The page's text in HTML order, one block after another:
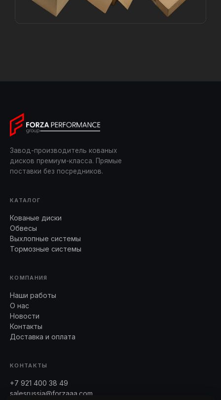
Завод-производитель кованых
дисков премиум-класса. Прямые
поставки без посредников.
КАТАЛОГ
Кованые диски
Обвесы
Выхлопные системы
Тормозные системы
КОМПАНИЯ
Наши работы
О нас
Новости
Контакты
Доставка и оплата
КОНТАКТЫ
+7 921 400 38 49
salesrussia@forzaaa.com